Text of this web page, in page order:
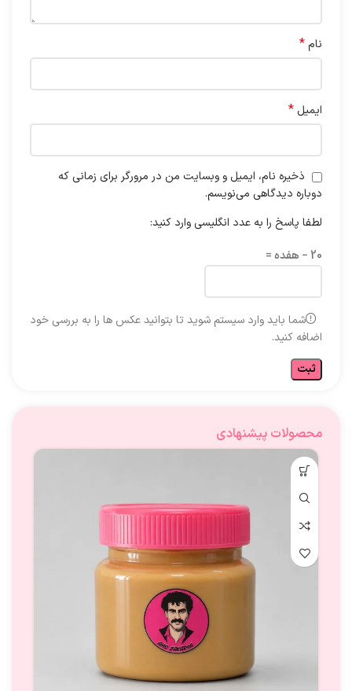
نام*
ایمیل *
ذخیره نام، ایمیل و وبسایت من در مرورگر برای زمانی که
دوباره دیدگاهی می‌نویسم.
لطفا پاسخ را به عدد انگلیسی وارد کنید:
20 − هفده =
شما باید وارد سیستم شوید تا بتوانید عکس ها را به بررسی خود
اضافه کنید.
محصولات پیشنهادی